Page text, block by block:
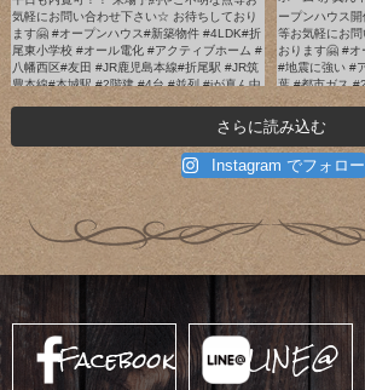
さらに読み込む
Instagram でフォロー
Facebook LINE@